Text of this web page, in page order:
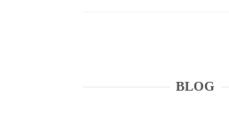
BLOG